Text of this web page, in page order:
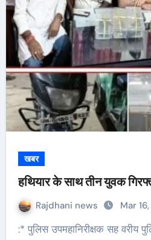
खबर
हथियार के साथ तीन युवक
Rajdhani news Mar
:* पुलिस उपमहानिरीक्षक सह वरीय